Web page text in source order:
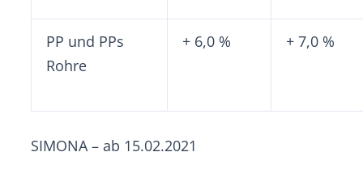
PP und PPs
Rohre
+ 6,0 % + 7,0 %
SIMONA – ab 15.02.2021